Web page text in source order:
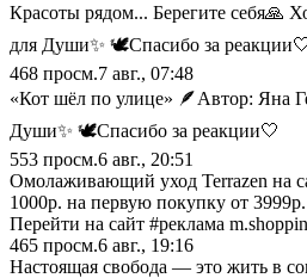
Красоты рядом... Берегите себя🙏
для Души✨ 🕊️Спасибо за
468 просм.7 авг., 07:48
«Кот шёл по улице» 🪶Автор: Яна
Души✨ 🕊️Спасибо за реакции🤍
553 просм.6 авг., 20:51
Омолаживающий уход Terrazen на
1000р. на первую покупку от
Перейти на сайт #реклама
465 просм.6 авг., 19:16
Настоящая свобода — это жить в